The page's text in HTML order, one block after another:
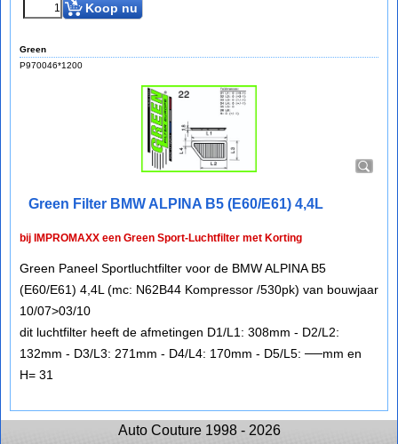
Koop nu
Green
P970046*1200
Green Filter BMW ALPINA B5 (E60/E61) 4,4L
bij IMPROMAXX een Green Sport-Luchtfilter met Korting
Green Paneel Sportluchtfilter voor de BMW ALPINA B5
(E60/E61) 4,4L (mc: N62B44 Kompressor /530pk) van bouwjaar
10/07>03/10
dit luchtfilter heeft de afmetingen D1/L1: 308mm - D2/L2:
132mm - D3/L3: 271mm - D4/L4: 170mm - D5/L5: ──mm en
H= 31
Auto Couture 1998 - 2026